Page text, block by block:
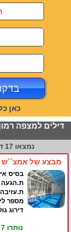
בדקו
כאן
דילים למצפה
נמצאו 17 דילים וחבילות, מצפה רמון, ערד, ירוחם
מבצע של אמצ``ש
בסיס
ת.הגעה
מספר
דירוג
נותרו 7 חדרים למבצע זה !